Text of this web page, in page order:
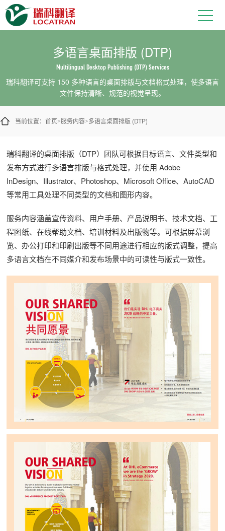
多语言桌面排版 (DTP)
Multilingual Desktop Publishing (DTP) Services
瑞科翻译可支持 150 多种语言的桌面排版与文档格式处理，使多语言
文件保持清晰、规范的视觉呈现。
当前位置： 首页>服务内容>多语言桌面排版 (DTP)
瑞科翻译的桌面排版（DTP）团队可根据目标语言、文件类型和
发布方式进行多语言排版与格式处理，并使用 Adobe
InDesign、Illustrator、Photoshop、Microsoft Office、AutoCAD
等常用工具处理不同类型的文档和图形内容。
服务内容涵盖宣传资料、用户手册、产品说明书、技术文档、工
程图纸、在线帮助文档、培训材料及出版物等。可根据屏幕浏
览、办公打印和印刷出版等不同用途进行相应的版式调整，提高
多语言文档在不同媒介和发布场景中的可读性与版式一致性。